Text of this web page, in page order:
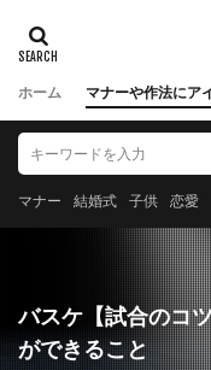
ホーム マナーや作法にア
マナー 結婚式 子供 恋愛
バスケ【試合のコ
ができること